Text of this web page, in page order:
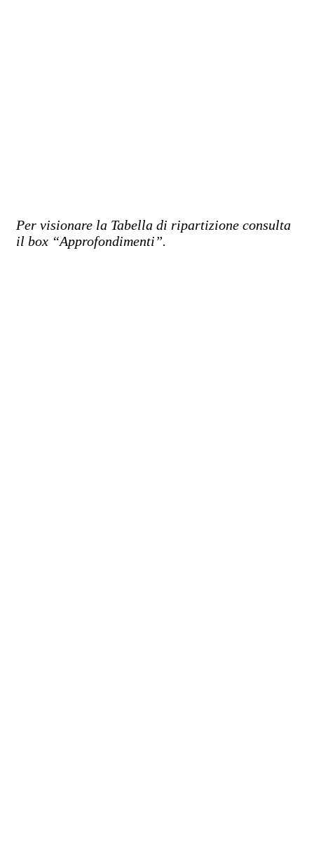
Per visionare la Tabella di ripartizione consulta
il box “Approfondimenti”.